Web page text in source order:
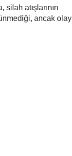
atışlarının
ancak olay